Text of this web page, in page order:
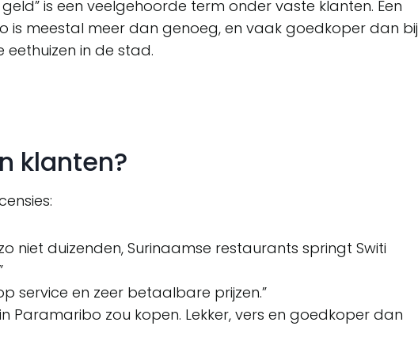
is een veelgehoorde term onder vaste klanten. Een
is meestal meer dan genoeg, en vaak goedkoper dan bij
eethuizen in de stad.
klanten?
niet duizenden, Surinaamse restaurants springt Switi
service en zeer betaalbare prijzen.”
Paramaribo zou kopen. Lekker, vers en goedkoper dan